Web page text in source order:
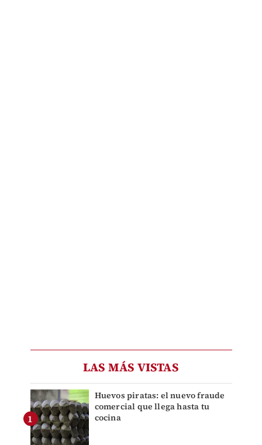
LAS MÁS VISTAS
Huevos piratas: el nuevo fraude
comercial que llega hasta tu
cocina